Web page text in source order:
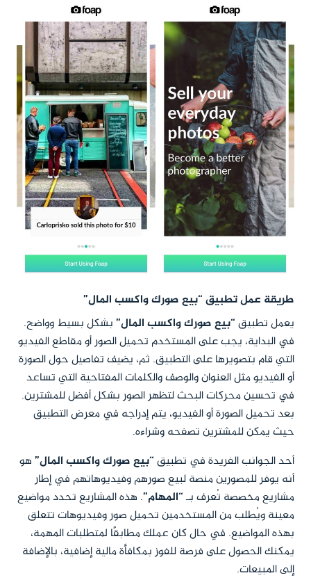
طريقة عمل تطبيق “بيع صورك واكسب المال”
يعمل تطبيق“بيع صورك واكسب المال”بشكل بسيط وواضح.
في البداية، يجب على المستخدم تحميل الصور أو مقاطع الفيديو
التي قام بتصويرها على التطبيق. ثم، يضيف تفاصيل حول الصورة
أو الفيديو مثل العنوان والوصف والكلمات المفتاحية التي تساعد
في تحسين محركات البحث لتظهر الصور بشكل أفضل للمشترين.
بعد تحميل الصورة أو الفيديو، يتم إدراجه في معرض التطبيق
حيث يمكن للمشترين تصفحه وشراءه.
أحد الجوانب الفريدة في تطبيق“بيع صورك واكسب المال”هو
أنه يوفر للمصورين منصة لبيع صورهم وفيديوهاتهم في إطار
مشاريع مخصصة تُعرف بـ“المهام”. هذه المشاريع تحدد مواضيع
معينة ويُطلب من المستخدمين تحميل صور وفيديوهات تتعلق
بهذه المواضيع. في حال كان عملك مطابقًا لمتطلبات المهمة،
يمكنك الحصول على فرصة للفوز بمكافأة مالية إضافية، بالإضافة
إلى المبيعات.